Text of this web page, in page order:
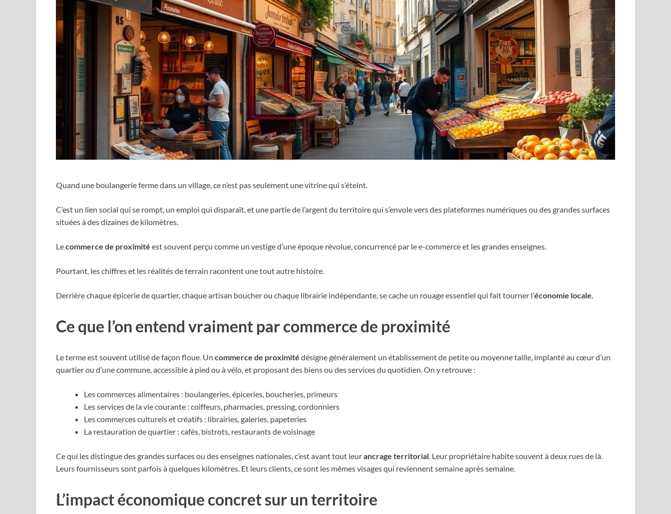
Quand une boulangerie ferme dans un village, ce n’est pas seulement une vitrine qui s’éteint.
C’est un lien social qui se rompt, un emploi qui disparaît, et une partie de l’argent du territoire qui s’envole vers des plateformes numériques ou des grandes surfaces
situées à des dizaines de kilomètres.
Lecommerce de proximité est souvent perçu comme un vestige d’une époque révolue, concurrencé par le e-commerce et les grandes enseignes.
Pourtant, les chiffres et les réalités de terrain racontent une tout autre histoire.
Derrière chaque épicerie de quartier, chaque artisan boucher ou chaque librairie indépendante, se cache un rouage essentiel qui fait tourner l’économie locale.
Ce que l’on entend vraiment par commerce de proximité
Le terme est souvent utilisé de façon floue. Un commerce de proximité désigne généralement un établissement de petite ou moyenne taille, implanté au cœur d’un
quartier ou d’une commune, accessible à pied ou à vélo, et proposant des biens ou des services du quotidien. On y retrouve :
Les commerces alimentaires : boulangeries, épiceries, boucheries, primeurs
Les services de la vie courante : coiffeurs, pharmacies, pressing, cordonniers
Les commerces culturels et créatifs : librairies, galeries, papeteries
La restauration de quartier : cafés, bistrots, restaurants de voisinage
Ce qui les distingue des grandes surfaces ou des enseignes nationales, c’est avant tout leurancrage territorial. Leur propriétaire habite souvent à deux rues de là.
Leurs fournisseurs sont parfois à quelques kilomètres. Et leurs clients, ce sont les mêmes visages qui reviennent semaine après semaine.
L’impact économique concret sur un territoire